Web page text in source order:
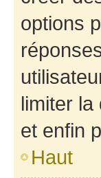
options
limiter la
et enfin
Haut